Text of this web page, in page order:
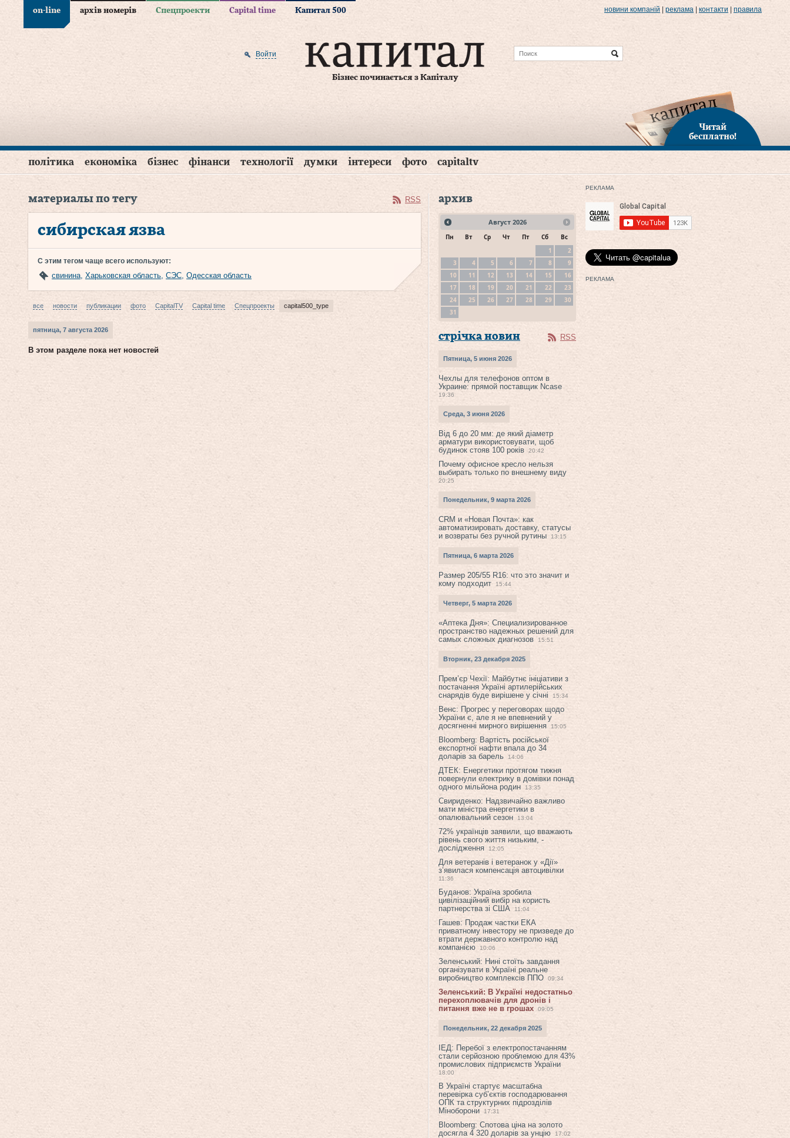
on-line архів номерів Спецпроекти Capital time Капитал 500 новини компаній реклама контакти правила
Бізнес починається з Капіталу
Войти
Читай
бесплатно!
політика економіка бізнес фінанси технології думки інтереси фото capitaltv
материалы по тегу RSS
сибирская язва
С этим тегом чаще всего используют:
свинина, Харьковская область, СЭС, Одесская область
все новости публикации фото CapitalTV Capital time Спецпроекты capital500_type
пятница, 7 августа 2026
В этом разделе пока нет новостей
архив
Август 2026
Пн Вт Ср Чт Пт Сб
Вс
1
2
3
4 5 6 7 8
9
10
11 12 13 14 15
16
17
18 19 20 21 22
23
24
25 26 27 28 29
30
31
стрічка новин RSS
Пятница, 5 июня 2026
Чехлы для телефонов оптом в
Украине: прямой поставщик Ncase
19:36
Среда, 3 июня 2026
Від 6 до 20 мм: де який діаметр
арматури використовувати, щоб
будинок стояв 100 років
20:42
Почему офисное кресло нельзя
выбирать только по внешнему виду
20:25
Понедельник, 9 марта 2026
CRM и «Новая Почта»: как
автоматизировать доставку, статусы
и возвраты без ручной рутины
13:15
Пятница, 6 марта 2026
Размер 205/55 R16: что это значит и
кому подходит
15:44
Четверг, 5 марта 2026
«Аптека Дня»: Специализированное
пространство надежных решений для
самых сложных диагнозов
15:51
Вторник, 23 декабря 2025
Прем’єр Чехії: Майбутнє ініціативи з
постачання Україні артилерійських
снарядів буде вирішене у січні
15:34
Венс: Прогрес у переговорах щодо
України є, але я не впевнений у
досягненні мирного вирішення
15:05
Bloomberg: Вартість російської
експортної нафти впала до 34
доларів за барель
14:06
ДТЕК: Енергетики протягом тижня
повернули електрику в домівки понад
одного мільйона родин
13:35
Свириденко: Надзвичайно важливо
мати міністра енергетики в
опалювальний сезон
13:04
72% українців заявили, що вважають
рівень свого життя низьким, -
дослідження
12:05
Для ветеранів і ветеранок у «Дії»
з’явилася компенсація автоцивілки
11:36
Буданов: Україна зробила
цивілізаційний вибір на користь
партнерства зі США
11:04
Гашев: Продаж частки ЕКА
приватному інвестору не призведе до
втрати державного контролю над
компанією
10:06
Зеленський: Нині стоїть завдання
організувати в Україні реальне
виробництво комплексів ППО
09:34
Зеленський: В Україні недостатньо
перехоплювачів для дронів і
питання вже не в грошах
09:05
Понедельник, 22 декабря 2025
ІЕД: Перебої з електропостачанням
стали серйозною проблемою для 43%
промислових підприємств України
18:00
В Україні стартує масштабна
перевірка суб’єктів господарювання
ОПК та структурних підрозділів
Міноборони
17:31
Bloomberg: Спотова ціна на золото
досягла 4 320 доларів за унцію
17:02
РЕКЛАМА
РЕКЛАМА